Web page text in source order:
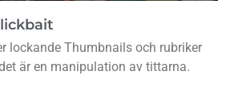
lockande Thumbnails och rubriker
är en manipulation av tittarna.